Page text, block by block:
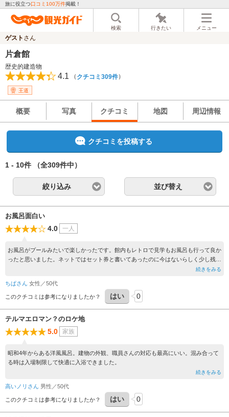
旅に役立つ口コミ100万件掲載！
検索 行きたい メニュー
ゲスト さん
片倉館
歴史的建造物
4.1 （ クチコミ309件）
王道
概要 写真 クチコミ 地図 周辺情報
クチコミを投稿する
1 - 10件 （全309件中）
絞り込み 並び替え
お風呂面白い
4.0 一人
お風呂がプールみたいで楽しかったです。館内もレトロで見学もお風呂も行って良か
ったと思いました。ネットではセット券と書いてあったのに今はないらしく少し残念
続きをみる
ちぱさん 女性／50代
このクチコミは参考になりましたか？ はい 0
テルマエロマン？のロケ地
5.0 家族
昭和4年からある洋風風呂。建物の外観、職員さんの対応も最高にいい。混み合って
る時は入場制限して快適に入浴できました。
続きをみる
高いノリさん 男性／50代
このクチコミは参考になりましたか？ はい 0